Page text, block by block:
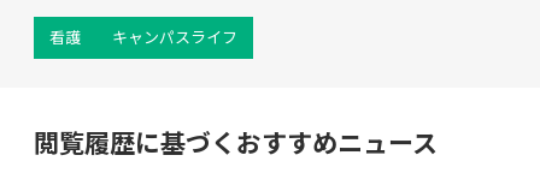
看護 キャンパスライフ
閲覧履歴に基づくおすすめニュース